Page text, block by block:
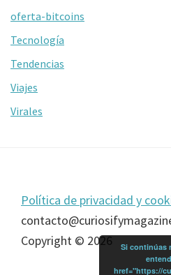
oferta-bitcoins
Tecnología
Tendencias
Viajes
Virales
Footer
Política de privacidad y
Copyright © 2026
Si continúas
href="https://